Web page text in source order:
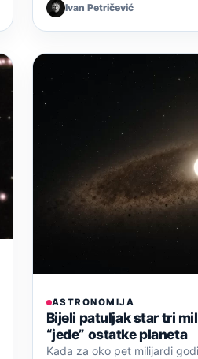
Ivan Petričević
ASTRONOMIJA
Bijeli patuljak star tri
“jede” ostatke planeta
Kada za oko pet milijardi